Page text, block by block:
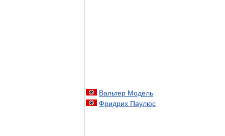
Вальтер Модель
Фридрих Паулюс